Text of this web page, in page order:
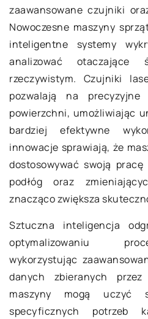
zaawansowane czujniki
Nowoczesne maszyny
inteligentne systemy
analizować otaczające
rzeczywistym. Czujniki
pozwalają na precyzyjne
powierzchni, umożliwiając
bardziej efektywne
innowacje sprawiają, że
dostosowywać swoją
podłóg oraz
znacząco zwiększa
Sztuczna inteligencja
optymalizowaniu
wykorzystując
danych zbieranych
maszyny mogą
specyficznych potrzeb